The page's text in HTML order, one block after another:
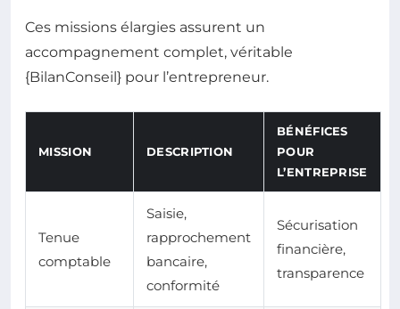
Ces missions élargies assurent un
accompagnement complet, véritable
{BilanConseil} pour l’entrepreneur.
MISSION DESCRIPTION
BÉNÉFICES
POUR
L’ENTREPRISE
Tenue
comptable
Saisie,
rapprochement
bancaire,
conformité
Sécurisation
financière,
transparence